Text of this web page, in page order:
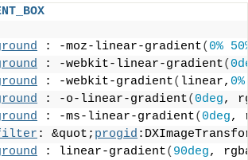
: -moz-linear-gradient( 0%
: -webkit-linear-gradient(
: -webkit-gradient( linear, 0%
: -o-linear-gradient( 0deg,
: -ms-linear-gradient( 0deg,
filter : &quot; progid
: linear-gradient( 90deg,